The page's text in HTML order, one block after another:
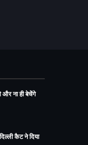
और ना ही बेचेंगे
कैट ने दिया